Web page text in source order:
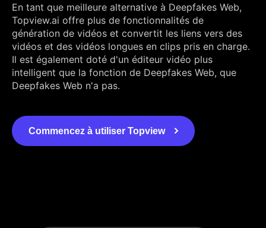
En tant que meilleure alternative à Deepfakes Web,
Topview.ai offre plus de fonctionnalités de
génération de vidéos et convertit les liens vers des
vidéos et des vidéos longues en clips pris en charge.
Il est également doté d'un éditeur vidéo plus
intelligent que la fonction de Deepfakes Web, que
Deepfakes Web n'a pas.
Commencez à utiliser Topview